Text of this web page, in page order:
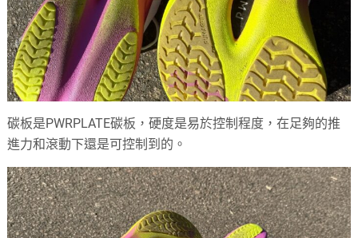
碳板是PWRPLATE碳板，硬度是易於控制程度，在足夠的推
進力和滾動下還是可控制到的。